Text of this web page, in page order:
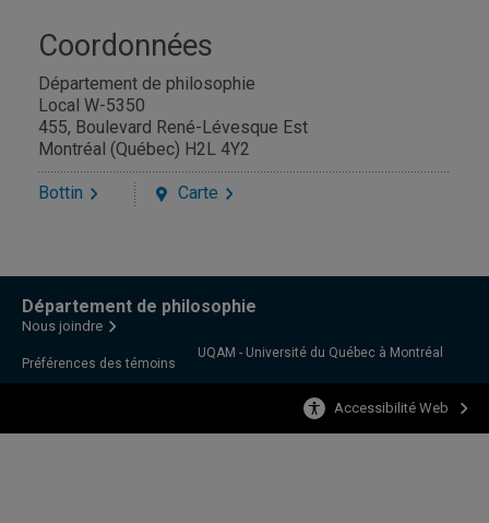
Coordonnées
Département de philosophie
Local W-5350
455, Boulevard René-Lévesque Est
Montréal (Québec) H2L 4Y2
Bottin Carte
Département de philosophie
Nous joindre
Préférences des témoins
UQAM - Université du Québec à Montréal
Accessibilité Web